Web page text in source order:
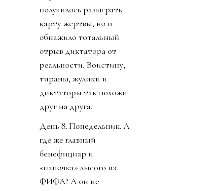
президента ФИФА.
День 6. В субботу было
заявил о своей
всему свету, и лично
регулярно летал делать
«ку» правителям Катара.
УЕФА пригрозило
уголовным